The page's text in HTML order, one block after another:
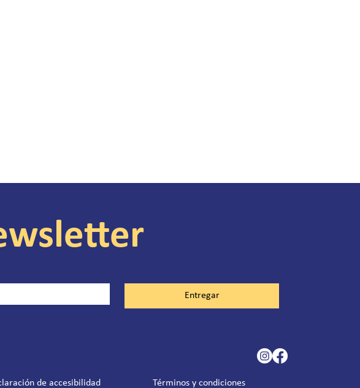
Entregar
de accesibilidad Términos y condiciones